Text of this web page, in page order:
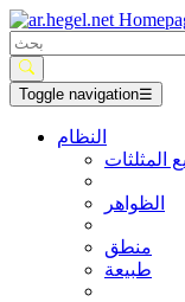
Toggle navigation☰
النظام
المثلثات
الظواهر
منطق
طبيعة